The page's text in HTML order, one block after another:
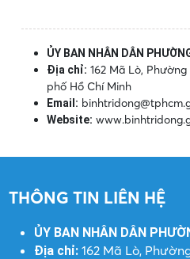
ỦY BAN NHÂN DÂN
Địa chỉ: 162 Mã Lò,
phố Hồ Chí Minh
Email:
Website:
THÔNG TIN LIÊN HỆ
ỦY BAN NHÂN DÂN
Địa chỉ: 162 Mã Lò,